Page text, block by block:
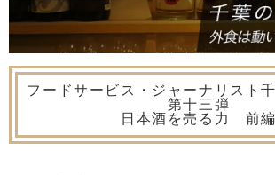
フードサービス・ジャーナリスト
第十三弾
日本酒を売る力 前編